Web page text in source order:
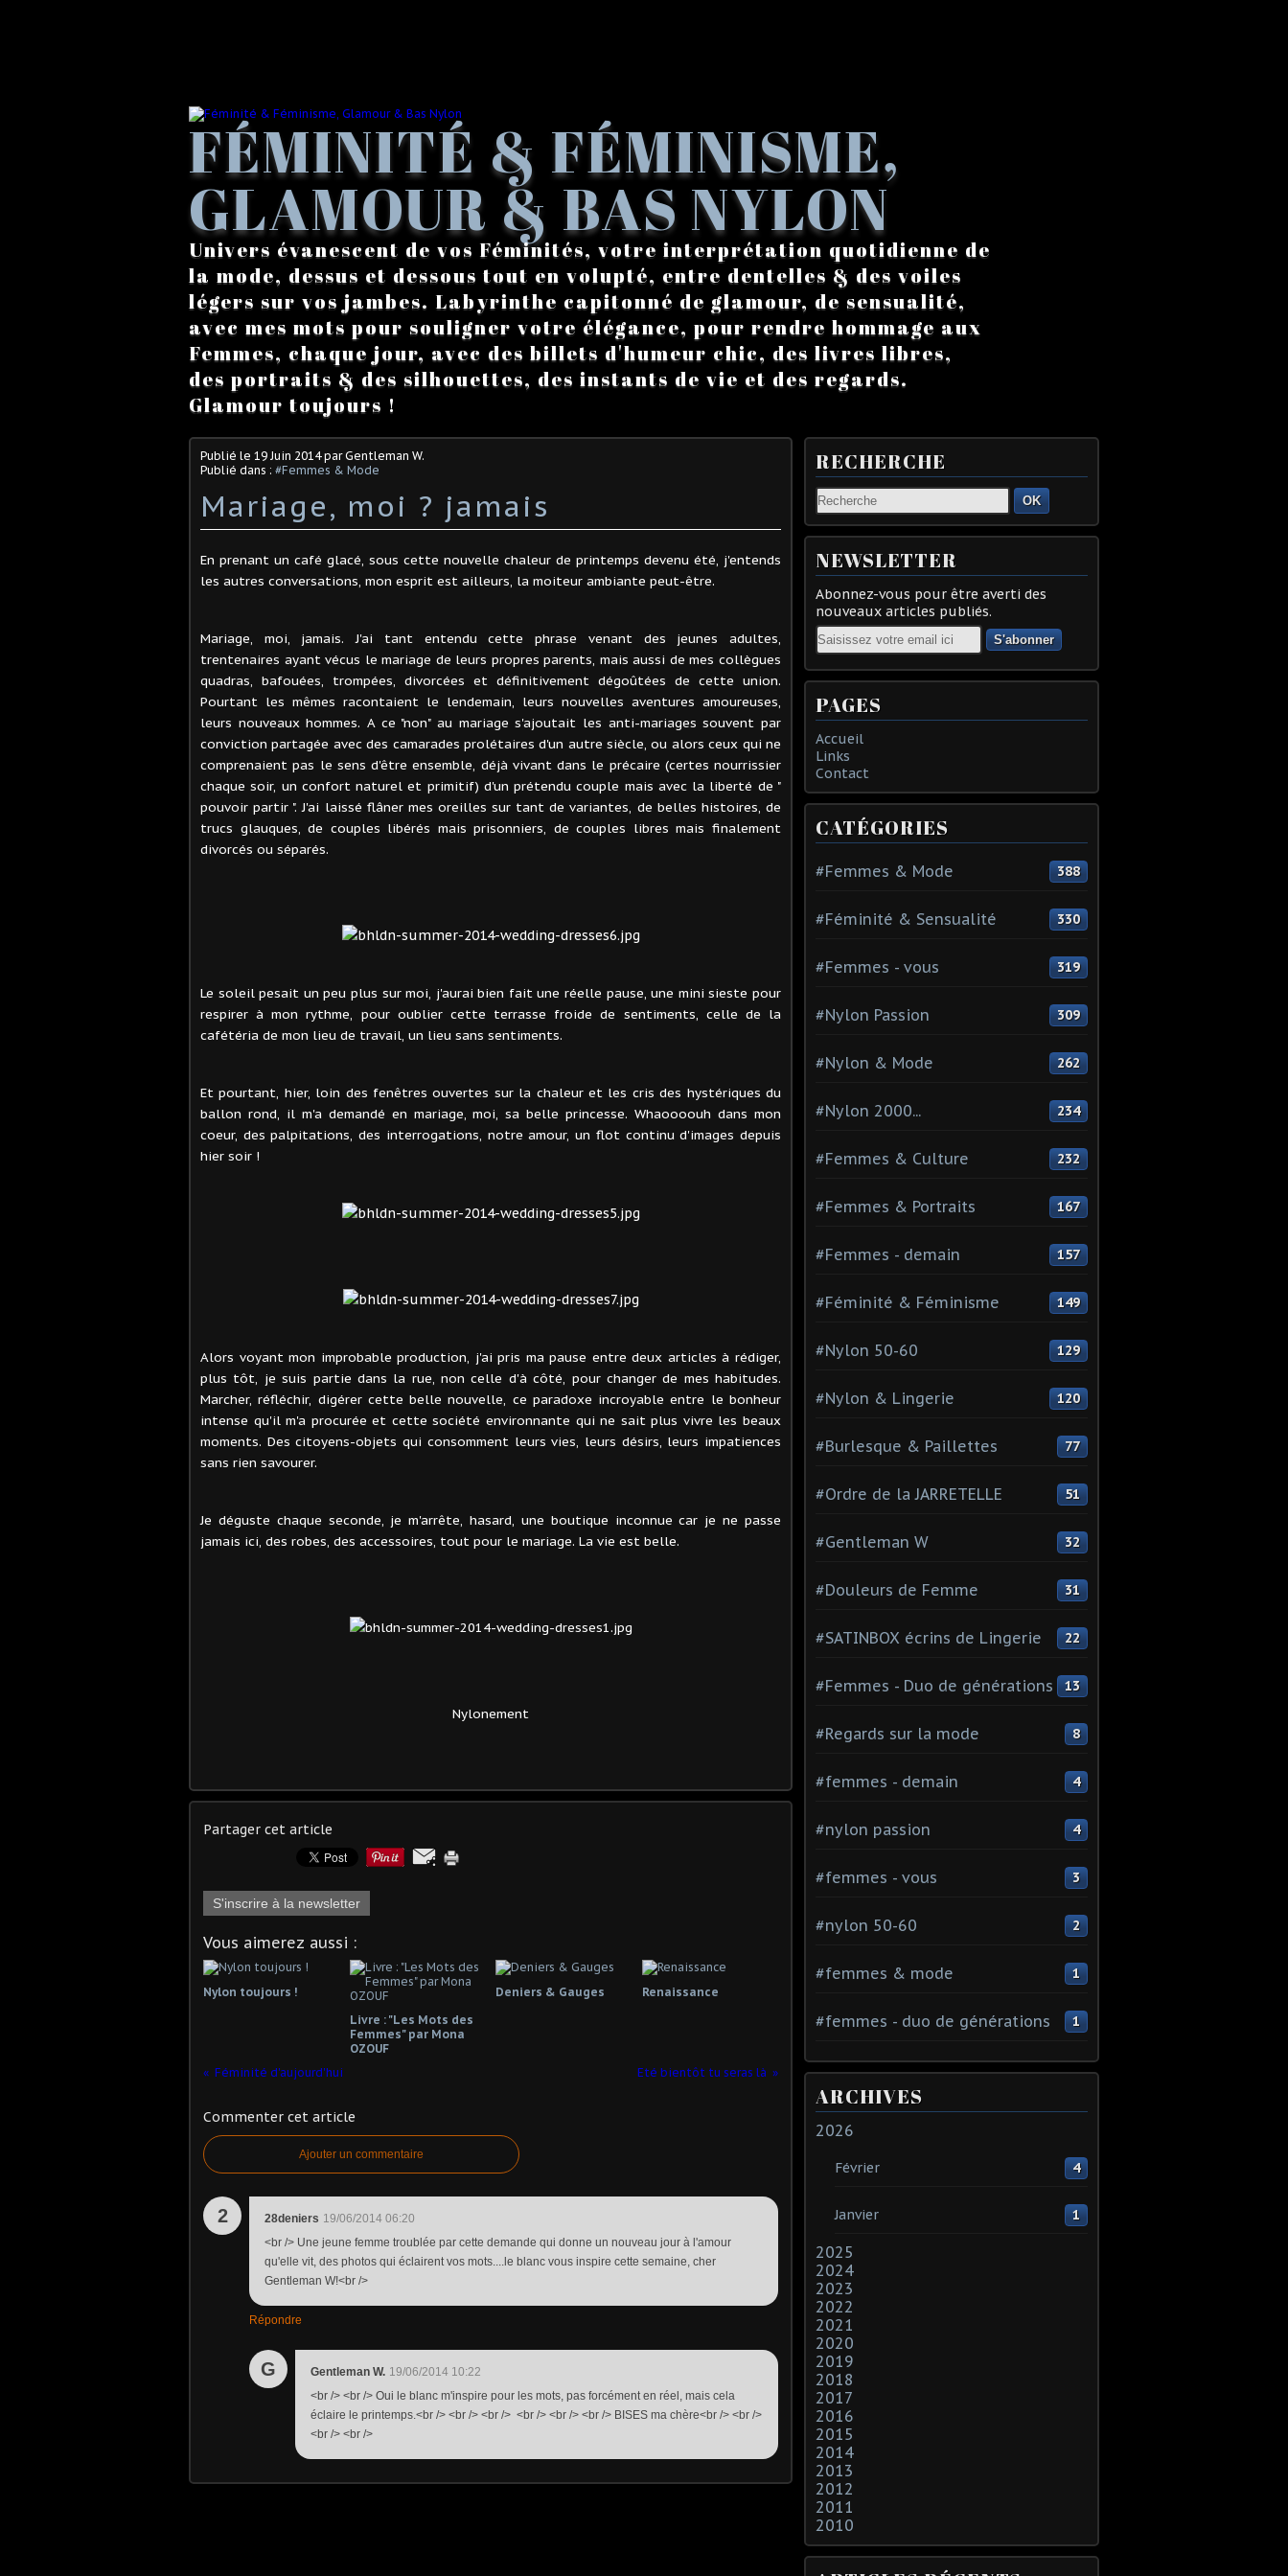
FÉMINITÉ & FÉMINISME,
GLAMOUR & BAS NYLON
Univers évanescent de vos Féminités, votre interprétation quotidienne de
la mode, dessus et dessous tout en volupté, entre dentelles & des voiles
légers sur vos jambes. Labyrinthe capitonné de glamour, de sensualité,
avec mes mots pour souligner votre élégance, pour rendre hommage aux
Femmes, chaque jour, avec des billets d'humeur chic, des livres libres,
des portraits & des silhouettes, des instants de vie et des regards.
Glamour toujours !
Publié le 19 Juin 2014par Gentleman W.
Publié dans : #Femmes & Mode
Mariage, moi ? jamais
En prenant un café glacé, sous cette nouvelle chaleur de printemps devenu été, j'entends
les autres conversations, mon esprit est ailleurs, la moiteur ambiante peut-être.
Mariage, moi, jamais. J'ai tant entendu cette phrase venant des jeunes adultes,
trentenaires ayant vécus le mariage de leurs propres parents, mais aussi de mes collègues
quadras, bafouées, trompées, divorcées et définitivement dégoûtées de cette union.
Pourtant les mêmes racontaient le lendemain, leurs nouvelles aventures amoureuses,
leurs nouveaux hommes. A ce "non" au mariage s'ajoutait les anti-mariages souvent par
conviction partagée avec des camarades prolétaires d'un autre siècle, ou alors ceux qui ne
comprenaient pas le sens d'être ensemble, déjà vivant dans le précaire (certes nourrissier
chaque soir, un confort naturel et primitif) d'un prétendu couple mais avec la liberté de "
pouvoir partir ". J'ai laissé flâner mes oreilles sur tant de variantes, de belles histoires, de
trucs glauques, de couples libérés mais prisonniers, de couples libres mais finalement
divorcés ou séparés.
Le soleil pesait un peu plus sur moi, j'aurai bien fait une réelle pause, une mini sieste pour
respirer à mon rythme, pour oublier cette terrasse froide de sentiments, celle de la
cafétéria de mon lieu de travail, un lieu sans sentiments.
Et pourtant, hier, loin des fenêtres ouvertes sur la chaleur et les cris des hystériques du
ballon rond, il m'a demandé en mariage, moi, sa belle princesse. Whaoooouh dans mon
coeur, des palpitations, des interrogations, notre amour, un flot continu d'images depuis
hier soir !
Alors voyant mon improbable production, j'ai pris ma pause entre deux articles à rédiger,
plus tôt, je suis partie dans la rue, non celle d'à côté, pour changer de mes habitudes.
Marcher, réfléchir, digérer cette belle nouvelle, ce paradoxe incroyable entre le bonheur
intense qu'il m'a procurée et cette société environnante qui ne sait plus vivre les beaux
moments. Des citoyens-objets qui consomment leurs vies, leurs désirs, leurs impatiences
sans rien savourer.
Je déguste chaque seconde, je m'arrête, hasard, une boutique inconnue car je ne passe
jamais ici, des robes, des accessoires, tout pour le mariage. La vie est belle.
Nylonement
Partager cet article
S'inscrire à la newsletter
Vous aimerez aussi :
Nylon toujours !
Livre : "Les Mots des
Femmes" par Mona
OZOUF
Deniers & Gauges Renaissance
Féminité d'aujourd'hui Eté bientôt tu seras là
Commenter cet article
Ajouter un commentaire
2 28deniers 19/06/2014 06:20
<br /> Une jeune femme troublée par cette demande qui donne un nouveau jour à l'amour
qu'elle vit, des photos qui éclairent vos mots....le blanc vous inspire cette semaine, cher
Gentleman W!<br />
Répondre
G Gentleman W. 19/06/2014 10:22
<br /> <br /> Oui le blanc m'inspire pour les mots, pas forcément en réel, mais cela
éclaire le printemps.<br /> <br /> <br /> <br /> <br /> <br /> BISES ma chère<br /> <br />
<br /> <br />
RECHERCHE
OK
NEWSLETTER
Abonnez-vous pour être averti des
nouveaux articles publiés.
Email
PAGES
Accueil
Links
Contact
CATÉGORIES
#Femmes & Mode 388
#Féminité & Sensualité 330
#Femmes - vous 319
#Nylon Passion 309
#Nylon & Mode 262
#Nylon 2000... 234
#Femmes & Culture 232
#Femmes & Portraits 167
#Femmes - demain 157
#Féminité & Féminisme 149
#Nylon 50-60 129
#Nylon & Lingerie 120
#Burlesque & Paillettes 77
#Ordre de la JARRETELLE 51
#Gentleman W 32
#Douleurs de Femme 31
#SATINBOX écrins de Lingerie 22
#Femmes - Duo de générations 13
#Regards sur la mode 8
#femmes - demain 4
#nylon passion 4
#femmes - vous 3
#nylon 50-60 2
#femmes & mode 1
#femmes - duo de générations 1
ARCHIVES
2026
Février 4
Janvier 1
2025
2024
2023
2022
2021
2020
2019
2018
2017
2016
2015
2014
2013
2012
2011
2010